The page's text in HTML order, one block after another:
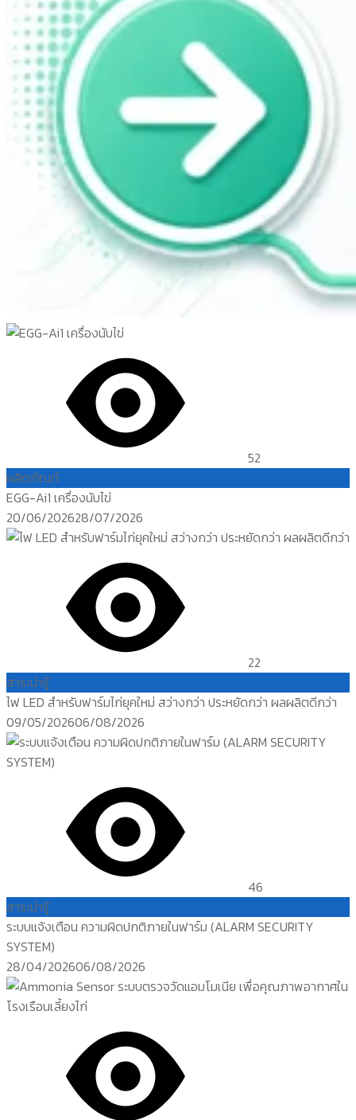
52
ผลิตภัณฑ์
EGG-Ai1 เครื่องนับไข่
Posted
on
20/06/202628/07/2026
22
สาระน่ารู้
ไฟ LED สำหรับฟาร์มไก่ยุคใหม่ สว่างกว่า ประหยัดกว่า ผลผลิตดีกว่า
Posted
on
09/05/202606/08/2026
46
สาระน่ารู้
ระบบแจ้งเตือน ความผิดปกติภายในฟาร์ม (ALARM SECURITY
SYSTEM)
Posted
on
28/04/202606/08/2026